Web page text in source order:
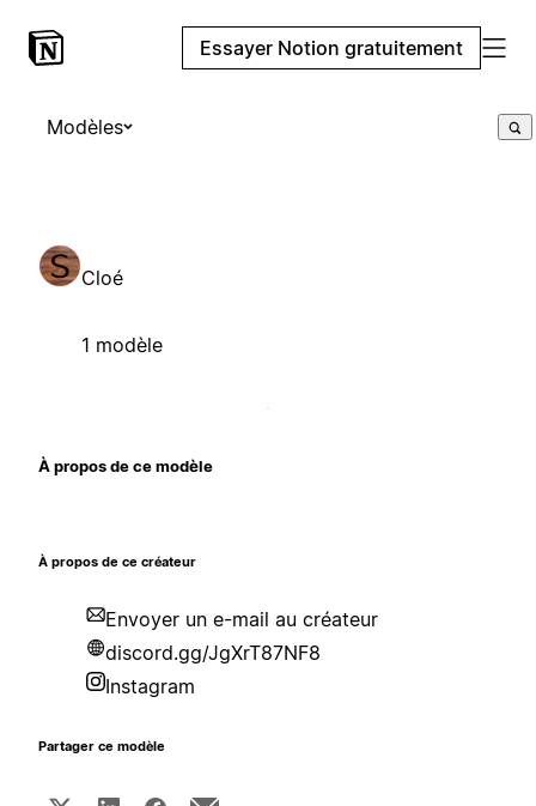
Essayer Notion gratuitement
Modèles
Cloé
1 modèle
À propos de ce modèle
À propos de ce créateur
Envoyer un e-mail au créateur
discord.gg/JgXrT87NF8
Instagram
Partager ce modèle